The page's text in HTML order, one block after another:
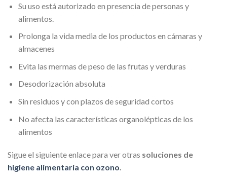
Su uso está autorizado en presencia de personas y
alimentos.
Prolonga la vida media de los productos en cámaras y
almacenes
Evita las mermas de peso de las frutas y verduras
Desodorización absoluta
Sin residuos y con plazos de seguridad cortos
No afecta las características organolépticas de los
alimentos
Sigue el siguiente enlace para ver otras soluciones de
higiene alimentaria con ozono.